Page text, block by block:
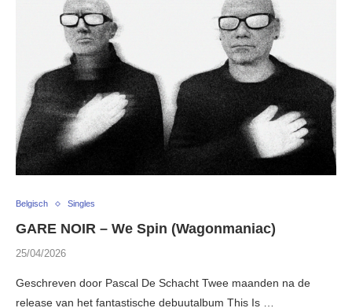
Belgisch Singles
GARE NOIR – We Spin (Wagonmaniac)
25/04/2026
Geschreven door Pascal De Schacht Twee maanden na de
release van het fantastische debuutalbum This Is …